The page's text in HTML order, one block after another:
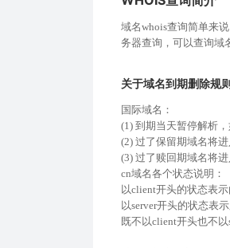
域名whois查询简单来
务器查询，可以查询域
关于域名到期删除规
国际域名：
(1) 到期当天暂停解析
(2) 过了保留期域名将进
(3) 过了赎回期域名将
cn域名各个状态说明：
以client开头的状态表
以server开头的状态表
既不以client开头也不